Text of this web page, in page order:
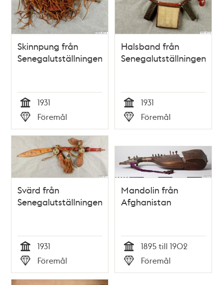
Skinnpung från
Senegalutställningen
Tid
1931
Typ
Föremål
Halsband från
Senegalutställningen
Tid
1931
Typ
Föremål
Svärd från
Senegalutställningen
Tid
1931
Typ
Föremål
Mandolin från
Afghanistan
Tid
1895 till 1902
Typ
Föremål